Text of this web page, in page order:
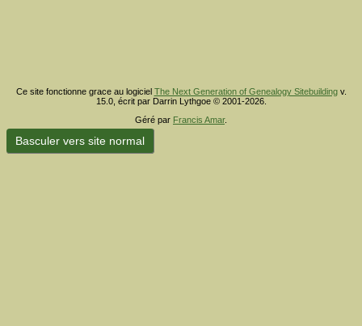
Ce site fonctionne grace au logiciel The Next Generation of Genealogy Sitebuildingv.
15.0, écrit par Darrin Lythgoe © 2001-2026.
Géré par Francis Amar.
Basculer vers site normal